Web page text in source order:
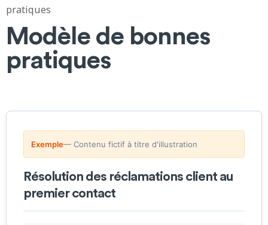
pratiques
Modèle de bonnes
pratiques
Exemple— Contenu fictif à titre d'illustration
Résolution des réclamations client au
premier contact